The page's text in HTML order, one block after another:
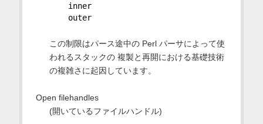
inner
outer
この制限はパース途中の Perl パーサによって使
われるスタックの 複製と再開における基礎技術
の複雑さに起因しています。
Open filehandles
(開いているファイルハンドル)